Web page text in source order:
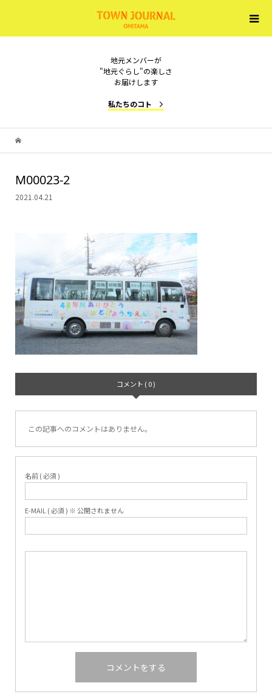
地元メンバーが
"地元ぐらし"の楽しさ
お届けします
私たちのコト
M00023-2
2021.04.21
コメント ( 0 )
この記事へのコメントはありません。
名前 ( 必須 )
E-MAIL ( 必須 ) ※ 公開されません